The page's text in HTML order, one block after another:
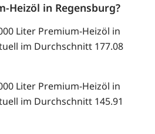
Heizöl in Regensburg?
Liter Premium-Heizöl in
im Durchschnitt 177.08
Liter Premium-Heizöl in
im Durchschnitt 145.91